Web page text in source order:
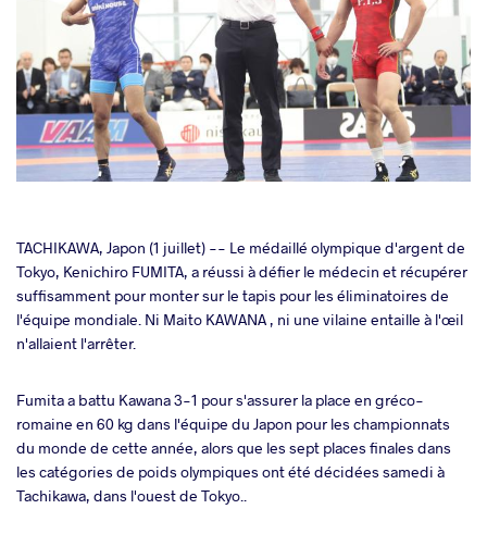
TACHIKAWA, Japon (1 juillet) -- Le médaillé olympique d'argent de
Tokyo, Kenichiro FUMITA, a réussi à défier le médecin et récupérer
suffisamment pour monter sur le tapis pour les éliminatoires de
l'équipe mondiale. Ni Maito KAWANA , ni une vilaine entaille à l'œil
n'allaient l'arrêter.
Fumita a battu Kawana 3-1 pour s'assurer la place en gréco-
romaine en 60 kg dans l'équipe du Japon pour les championnats
du monde de cette année, alors que les sept places finales dans
les catégories de poids olympiques ont été décidées samedi à
Tachikawa, dans l'ouest de Tokyo..